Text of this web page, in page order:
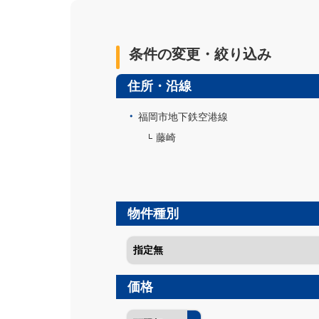
条件の変更・絞り込み
住所・沿線
福岡市地下鉄空港線
藤崎
物件種別
価格